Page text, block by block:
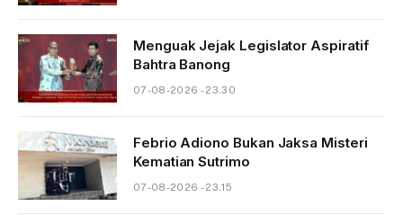
Menguak Jejak Legislator Aspiratif
Bahtra Banong
07-08-2026 - 23.30
Febrio Adiono Bukan Jaksa Misteri
Kematian Sutrimo
07-08-2026 - 23.15